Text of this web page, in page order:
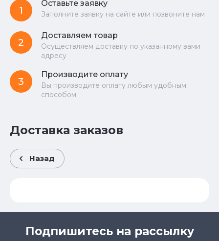
1
Оставьте заявку
Заполните заявку на сайте или позвоните нам
2
Доставляем товар
Осуществляем доставку по указанному вами
адресу
3
Производите оплату
Вы производите оплату любым удобным
способом
Доставка заказов
Назад
Подпишитесь на рассылку